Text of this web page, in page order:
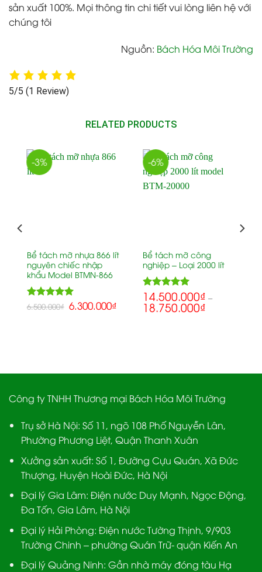
sản xuất 100%. Mọi thông tin chi tiết vui lòng liên hệ với
chúng tôi
Nguồn: Bách Hóa Môi Trường
5/5 (1 Review)
RELATED PRODUCTS
-3%
Bể tách mỡ nhựa 866 lít
nguyên chiếc nhập
khẩu Model BTMN-866
Rated5.00
6.500.000₫ 6.300.000₫
-6%
Bể tách mỡ công
nghiệp – Loại 2000 lít
Rated5.00
out of 5
14.500.000₫ –
18.750.000₫
Công ty TNHH Thương mại Bách Hóa Môi Trường
Trụ sở Hà Nội: Số 11, ngõ 108 Phố Nguyễn Lân,
Phường Phương Liệt, Quận Thanh Xuân
Xưởng sản xuất: Số 1, Đường Cựu Quán, Xã Đức
Thượng, Huyện Hoài Đức, Hà Nội
Đại lý Gia Lâm: Điện nước Duy Mạnh, Ngọc Động,
Đa Tốn, Gia Lâm, Hà Nội
Đại lý Hải Phòng: Điện nước Tường Thịnh, 9/903
Trường Chinh – phường Quán Trữ- quận Kiến An
Đại lý Quảng Ninh: Gần nhà máy đóng tàu Hạ